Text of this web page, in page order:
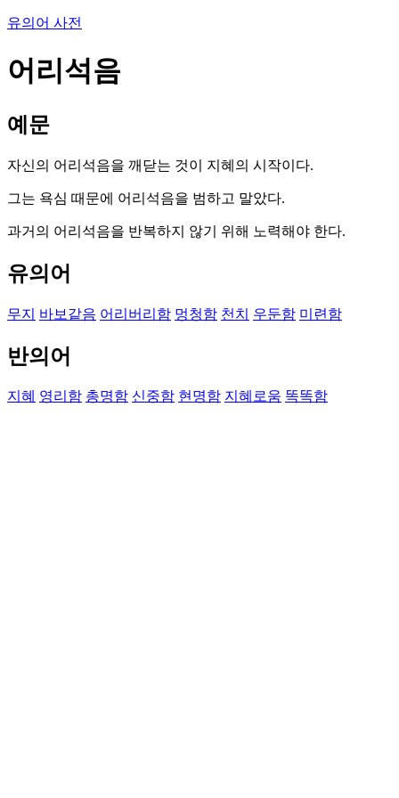
유의어 사전
어리석음
예문
자신의 어리석음을 깨닫는 것이 지혜의 시작이다.
그는 욕심 때문에 어리석음을 범하고 말았다.
과거의 어리석음을 반복하지 않기 위해 노력해야 한다.
유의어
무지 바보같음 어리버리함 멍청함 천치 우둔함 미련함
반의어
지혜 영리함 총명함 신중함 현명함 지혜로움 똑똑함